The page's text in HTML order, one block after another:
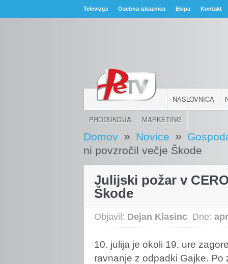
Televizija Osebna izkaznica Ekipa Kontakt
NASLOVNICA
PRODUKCIJA MARKETING
Domov » Novice »
ni povzročil večje Škode
Julijski požar v
Škode
Objavil: Dejan Klasinc Dne:
10. julija je okoli 19. ure
ravnanje z odpadki Gajke.